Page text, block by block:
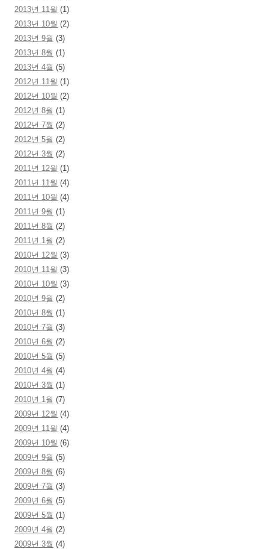
2013년 11월 (1)
2013년 10월 (2)
2013년 9월 (3)
2013년 8월 (1)
2013년 4월 (5)
2012년 11월 (1)
2012년 10월 (2)
2012년 8월 (1)
2012년 7월 (2)
2012년 5월 (2)
2012년 3월 (2)
2011년 12월 (1)
2011년 11월 (4)
2011년 10월 (4)
2011년 9월 (1)
2011년 8월 (2)
2011년 1월 (2)
2010년 12월 (3)
2010년 11월 (3)
2010년 10월 (3)
2010년 9월 (2)
2010년 8월 (1)
2010년 7월 (3)
2010년 6월 (2)
2010년 5월 (5)
2010년 4월 (4)
2010년 3월 (1)
2010년 1월 (7)
2009년 12월 (4)
2009년 11월 (4)
2009년 10월 (6)
2009년 9월 (5)
2009년 8월 (6)
2009년 7월 (3)
2009년 6월 (5)
2009년 5월 (1)
2009년 4월 (2)
2009년 3월 (4)